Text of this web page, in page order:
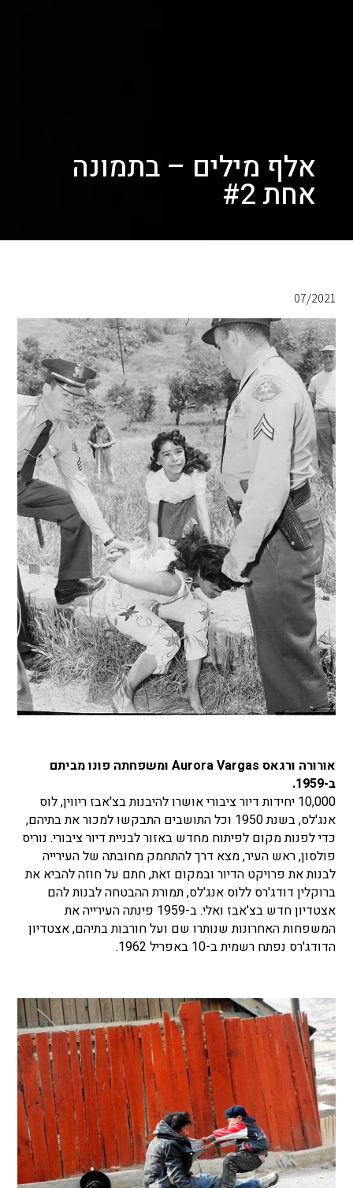
אלף מילים – בתמונה
אחת #2
07/2021
אורורה ורגאס Aurora Vargas ומשפחתה פונו מביתם
ב-1959.
10,000 יחידות דיור ציבורי אושרו להיבנות בצ'אבז ריווין, לוס
אנג'לס, בשנת 1950 וכל התושבים התבקשו למכור את בתיהם,
כדי לפנות מקום לפיתוח מחדש באזור לבניית דיור ציבורי. נוריס
פולסון, ראש העיר, מצא דרך להתחמק מחובתה של העירייה
לבנות את פרויקט הדיור ובמקום זאת, חתם על חוזה להביא את
ברוקלין דודג'רס ללוס אנג'לס, תמורת ההבטחה לבנות להם
אצטדיון חדש בצ'אבז ואלי. ב-1959 פינתה העירייה את
המשפחות האחרונות שנותרו שם ועל חורבות בתיהם, אצטדיון
הדודג'רס נפתח רשמית ב-10 באפריל 1962.